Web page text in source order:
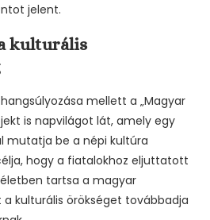
jelent.
kulturális
mellett a „Magyar
is napvilágot lát, amely egy
mutatja be a népi kultúra
hogy a fiatalokhoz eljuttatott
tartsa a magyar
kulturális örökséget továbbadja